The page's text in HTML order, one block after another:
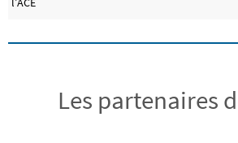
l’ACE
Les partenaires